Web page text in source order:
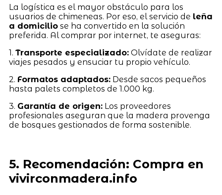
La logística es el mayor obstáculo para los
usuarios de chimeneas. Por eso, el servicio de leña
a domiciliose ha convertido en la solución
preferida. Al comprar por internet, te aseguras:
1. Transporte especializado:Olvídate de realizar
viajes pesados y ensuciar tu propio vehículo.
2. Formatos adaptados:Desde sacos pequeños
hasta palets completos de 1.000 kg.
3. Garantía de origen:Los proveedores
profesionales aseguran que la madera provenga
de bosques gestionados de forma sostenible.
5. Recomendación: Compra en
vivirconmadera.info